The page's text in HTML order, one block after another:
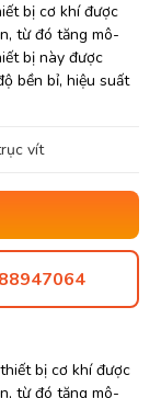
bị cơ khí được
từ đó tăng mô-
bị này được
bền bỉ, hiệu suất
vít
bị cơ khí được
từ đó tăng mô-